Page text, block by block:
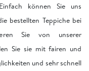
können Sie uns
bestellten Teppiche bei
Sie von unserer
Sie sie mit fairen und
und sehr schnell